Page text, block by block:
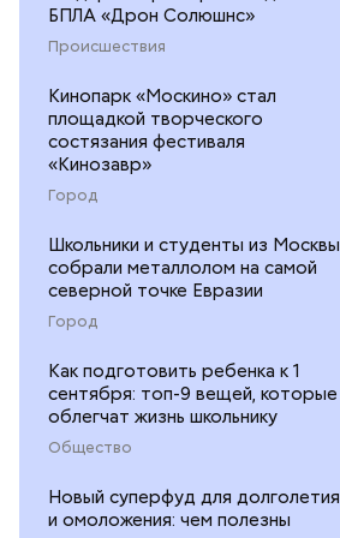
БПЛА «Дрон Солюшнс»
Происшествия
Кинопарк «Москино» стал
площадкой творческого
состязания фестиваля
«Кинозавр»
Город
Школьники и студенты из Москвы
собрали металлолом на самой
северной точке Евразии
Город
Как подготовить ребенка к 1
сентября: топ-9 вещей, которые
облегчат жизнь школьнику
Общество
Новый суперфуд для долголетия
и омоложения: чем полезны